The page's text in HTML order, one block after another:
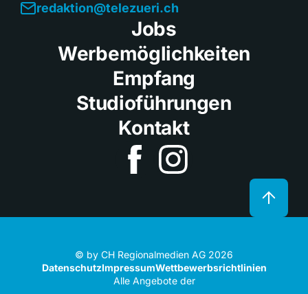
redaktion@telezueri.ch
Jobs
Werbemöglichkeiten
Empfang
Studioführungen
Kontakt
© by CH Regionalmedien AG 2026
DatenschutzImpressumWettbewerbsrichtlinien
Alle Angebote der